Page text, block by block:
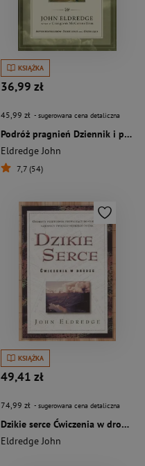
KSIĄŻKA
36,99 zł
45,99 zł - sugerowana cena detaliczna
Podróż pragnień Dziennik i przewodnik
Eldredge John
7,7 (54)
KSIĄŻKA
49,41 zł
74,99 zł - sugerowana cena detaliczna
Dzikie serce Ćwiczenia w drodze
Eldredge John